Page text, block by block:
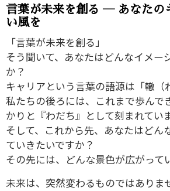
言葉が未来を創る ― あなたの
い風を
「言葉が未来を創る」
そう聞いて、あなたはどんなイメー
か？
キャリアという言葉の語源は「轍（
私たちの後ろには、これまで歩んで
かりと『わだち』として刻まれていま
そして、これから先、あなたはどん
ていきたいですか？
その先には、どんな景色が広がって
未来は、突然変わるものではありま